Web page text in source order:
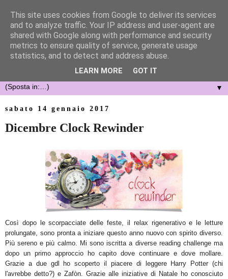
▼
sabato 14 gennaio 2017
Dicembre Clock Rewinder
Così dopo le scorpacciate delle feste, il relax rigenerativo e le letture
prolungate, sono pronta a iniziare questo anno nuovo con spirito diverso.
Più sereno e più calmo. Mi sono iscritta a diverse reading challenge ma
dopo un primo approccio ho capito dove continuare e dove mollare.
Grazie a due gdl ho scoperto il piacere di leggere Harry Potter (chi
l'avrebbe detto?) e Zafòn. Grazie alle iniziative di Natale ho conosciuto
This site uses cookies from Google to deliver its services
and to analyze traffic. Your IP address and user-agent are
shared with Google along with performance and security
metrics to ensure quality of service, generate usage
statistics, and to detect and address abuse.
LEARN MORE GOT IT